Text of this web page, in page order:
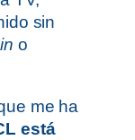
sin
o
me ha
está